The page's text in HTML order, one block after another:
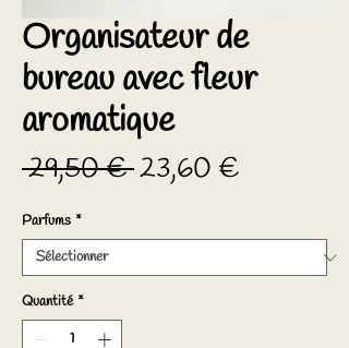
Organisateur de
bureau avec fleur
aromatique
29,50 € Prix
23,60 €
Parfums *
Quantité *